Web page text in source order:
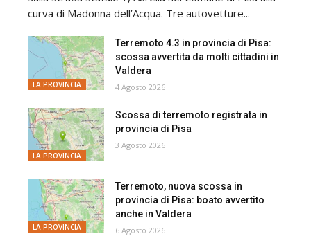
curva di Madonna dell’Acqua. Tre autovetture...
LA PROVINCIA
Terremoto 4.3 in provincia di Pisa:
scossa avvertita da molti cittadini in
Valdera
4 Agosto 2026
LA PROVINCIA
Scossa di terremoto registrata in
provincia di Pisa
3 Agosto 2026
LA PROVINCIA
Terremoto, nuova scossa in
provincia di Pisa: boato avvertito
anche in Valdera
6 Agosto 2026